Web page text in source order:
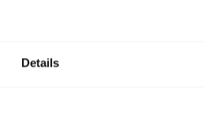
Details